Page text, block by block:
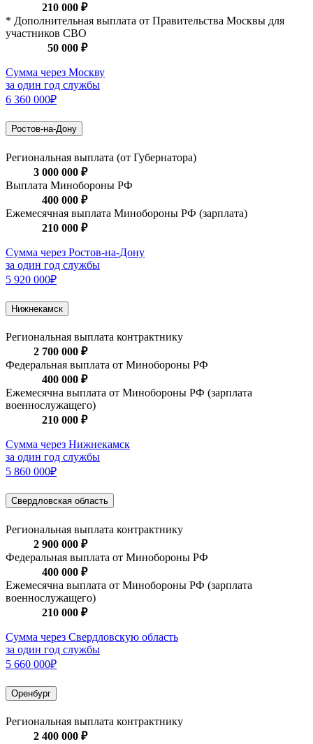
210 000 ₽
* Дополнительная выплата от Правительства Москвы для
участников СВО
50 000 ₽
Сумма через Москву
за один год службы
6 360 000₽
Ростов-на-Дону
Региональная выплата (от Губернатора)
3 000 000 ₽
Выплата Минобороны РФ
400 000 ₽
Ежемесячная выплата Минобороны РФ (зарплата)
210 000 ₽
Сумма через Ростов-на-Дону
за один год службы
5 920 000₽
Нижнекамск
Региональная выплата контрактнику
2 700 000 ₽
Федеральная выплата от Минобороны РФ
400 000 ₽
Ежемесячна выплата от Минобороны РФ (зарплата
военнослужащего)
210 000 ₽
Сумма через Нижнекамск
за один год службы
5 860 000₽
Свердловская область
Региональная выплата контрактнику
2 900 000 ₽
Федеральная выплата от Минобороны РФ
400 000 ₽
Ежемесячна выплата от Минобороны РФ (зарплата
военнослужащего)
210 000 ₽
Сумма через Свердловскую область
за один год службы
5 660 000₽
Оренбург
Региональная выплата контрактнику
2 400 000 ₽